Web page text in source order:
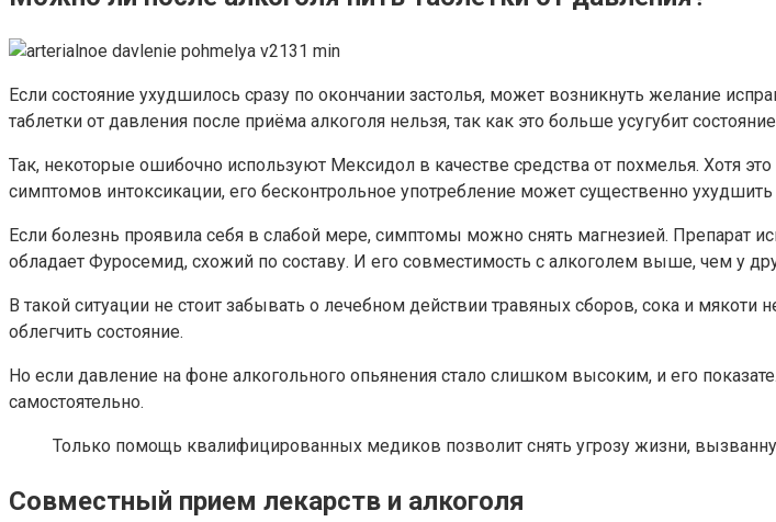
Если состояние ухудшилось сразу по окончании застолья, может возникнуть желание
таблетки от давления после приёма алкоголя нельзя, так как это больше усугубит
Так, некоторые ошибочно используют Мексидол в качестве средства от похмелья. Хотя
симптомов интоксикации, его бесконтрольное употребление может существенно ухудшить
Если болезнь проявила себя в слабой мере, симптомы можно снять магнезией. Препарат
обладает Фуросемид, схожий по составу. И его совместимость с алкоголем выше, чем у
В такой ситуации не стоит забывать о лечебном действии травяных сборов, сока и
облегчить состояние.
Но если давление на фоне алкогольного опьянения стало слишком высоким, и его
самостоятельно.
Только помощь квалифицированных медиков позволит снять угрозу жизни,
Совместный прием лекарств и алкоголя